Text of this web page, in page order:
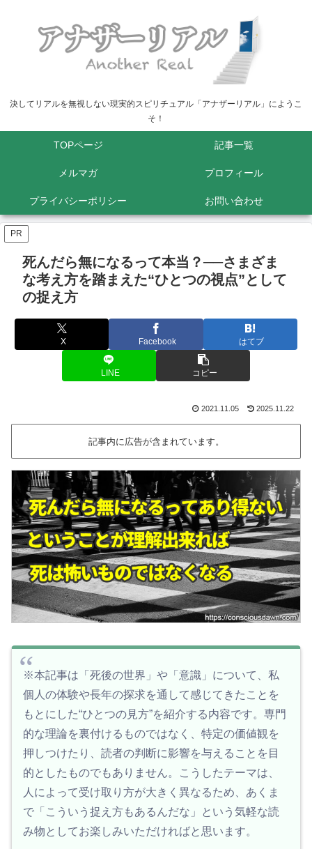
決してリアルを無視しない現実的スピリチュアル「アナザーリアル」にようこ
そ！
TOPページ 記事一覧
メルマガ プロフィール
プライバシーポリシー お問い合わせ
PR
死んだら無になるって本当？──さまざま
な考え方を踏まえた“ひとつの視点”として
の捉え方
X Facebook はてブ
LINE コピー
2021.11.05 2025.11.22
記事内に広告が含まれています。
※本記事は「死後の世界」や「意識」について、私
個人の体験や長年の探求を通して感じてきたことを
もとにした“ひとつの見方”を紹介する内容です。専門
的な理論を裏付けるものではなく、特定の価値観を
押しつけたり、読者の判断に影響を与えることを目
的としたものでもありません。こうしたテーマは、
人によって受け取り方が大きく異なるため、あくま
で「こういう捉え方もあるんだな」という気軽な読
み物としてお楽しみいただければと思います。